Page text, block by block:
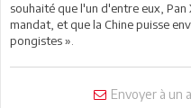
souhaité que l'un d'entre eux,
mandat, et que la Chine puisse
pongistes ».
Envoyer à un